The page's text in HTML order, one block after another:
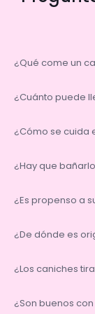
¿Qué come un
¿Cuánto puede
¿Cómo se cuida
¿Hay que
¿Es propenso a
¿De dónde es
¿Los caniches
¿Son buenos